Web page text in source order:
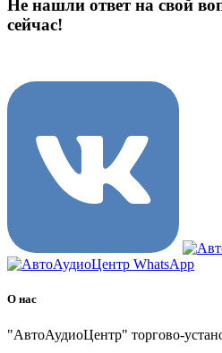
Не нашли ответ на свой
сейчас!
О нас
"АвтоАудиоЦентр" торгово-